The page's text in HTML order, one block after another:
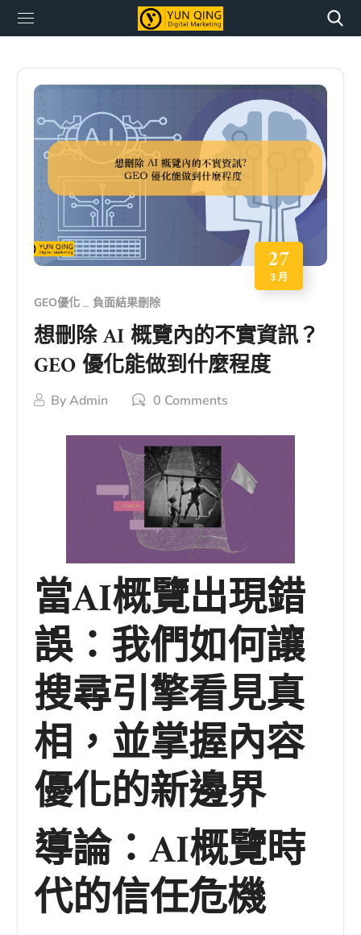
27
3 月
GEO優化 負面結果刪除
想刪除 AI 概覽內的不實資訊？
GEO 優化能做到什麼程度
ByAdmin 0 Comments
當AI概覽出現錯
誤：我們如何讓
搜尋引擎看見真
相，並掌握內容
優化的新邊界
導論：AI概覽時
代的信任危機